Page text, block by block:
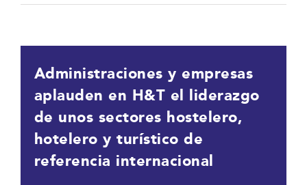
Administraciones y empresas
aplauden en H&T el liderazgo
de unos sectores hostelero,
hotelero y turístico de
referencia internacional